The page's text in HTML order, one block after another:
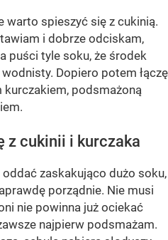
warto spieszyć się z cukinią.
i dobrze odciskam,
puści tyle soku, że środek
Dopiero potem łączę
podsmażoną
z cukinii i kurczaka
zaskakująco dużo soku,
porządnie. Nie musi
nie powinna już ociekać
najpierw podsmażam.